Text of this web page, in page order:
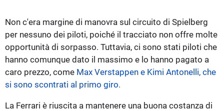
Non c'era margine di manovra sul circuito di Spielberg
per nessuno dei piloti, poiché il tracciato non offre molte
opportunità di sorpasso. Tuttavia, ci sono stati piloti che
hanno comunque dato il massimo e lo hanno pagato a
caro prezzo, come Max Verstappen e Kimi Antonelli, che
si sono scontrati al primo giro.
La Ferrari è riuscita a mantenere una buona costanza di